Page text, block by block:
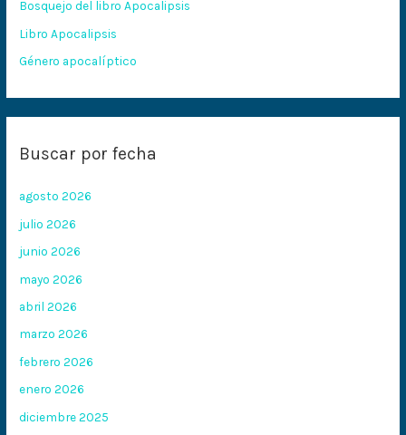
r
:
Bosquejo del libro Apocalipsis
Libro Apocalipsis
Género apocalíptico
Buscar por fecha
agosto 2026
julio 2026
junio 2026
mayo 2026
abril 2026
marzo 2026
febrero 2026
enero 2026
diciembre 2025